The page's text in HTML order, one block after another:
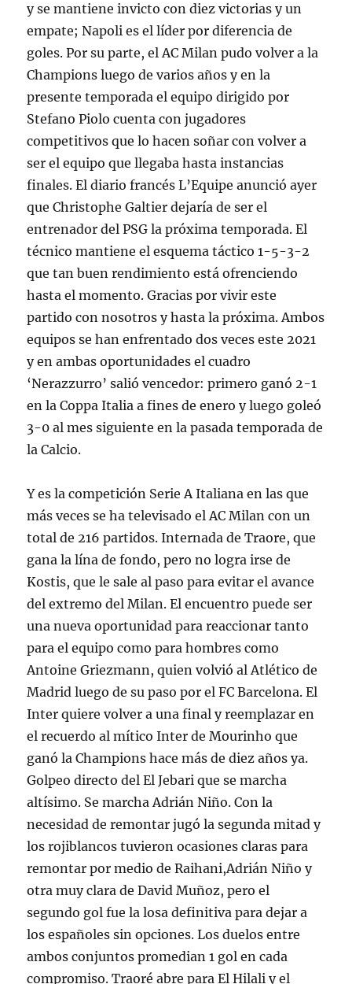
y se mantiene invicto con diez victorias y un
empate; Napoli es el líder por diferencia de
goles. Por su parte, el AC Milan pudo volver a la
Champions luego de varios años y en la
presente temporada el equipo dirigido por
Stefano Piolo cuenta con jugadores
competitivos que lo hacen soñar con volver a
ser el equipo que llegaba hasta instancias
finales. El diario francés L’Equipe anunció ayer
que Christophe Galtier dejaría de ser el
entrenador del PSG la próxima temporada. El
técnico mantiene el esquema táctico 1-5-3-2
que tan buen rendimiento está ofrenciendo
hasta el momento. Gracias por vivir este
partido con nosotros y hasta la próxima. Ambos
equipos se han enfrentado dos veces este 2021
y en ambas oportunidades el cuadro
‘Nerazzurro’ salió vencedor: primero ganó 2-1
en la Coppa Italia a fines de enero y luego goleó
3-0 al mes siguiente en la pasada temporada de
la Calcio.
Y es la competición Serie A Italiana en las que
más veces se ha televisado el AC Milan con un
total de 216 partidos. Internada de Traore, que
gana la lína de fondo, pero no logra irse de
Kostis, que le sale al paso para evitar el avance
del extremo del Milan. El encuentro puede ser
una nueva oportunidad para reaccionar tanto
para el equipo como para hombres como
Antoine Griezmann, quien volvió al Atlético de
Madrid luego de su paso por el FC Barcelona. El
Inter quiere volver a una final y reemplazar en
el recuerdo al mítico Inter de Mourinho que
ganó la Champions hace más de diez años ya.
Golpeo directo del El Jebari que se marcha
altísimo. Se marcha Adrián Niño. Con la
necesidad de remontar jugó la segunda mitad y
los rojiblancos tuvieron ocasiones claras para
remontar por medio de Raihani,Adrián Niño y
otra muy clara de David Muñoz, pero el
segundo gol fue la losa definitiva para dejar a
los españoles sin opciones. Los duelos entre
ambos conjuntos promedian 1 gol en cada
compromiso. Traoré abre para El Hilali y el